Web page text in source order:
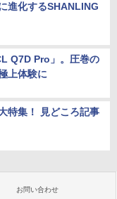
進化するSHANLING
Q7D Pro」。圧巻の
上体験に
特集！ 見どころ記事
お問い合わせ